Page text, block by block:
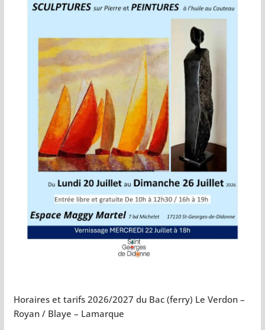
Horaires et tarifs 2026/2027 du Bac (ferry) Le Verdon –
Royan / Blaye – Lamarque